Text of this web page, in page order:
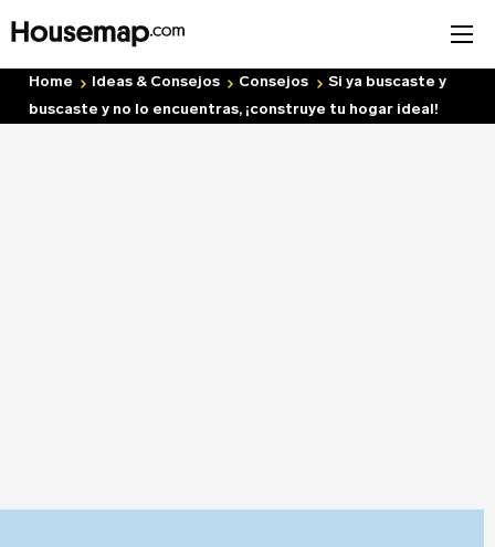
Home Ideas & Consejos Consejos
Si ya buscaste y
buscaste y no lo encuentras, ¡construye tu hogar ideal!
Sobre tu negocio